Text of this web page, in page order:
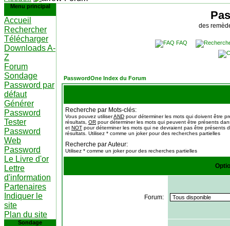
Menu principal
Accueil
Rechercher
Télécharger
Downloads A-
Z
Forum
Sondage
Password par
défaut
Générer
Password
Tester
Password
Web
Password
Le Livre d'or
Lettre
d'information
Partenaires
Indiquer le
site
Plan du site
Sondage
des
FAQ
PasswordOne Index du Forum
Recherche par Mots-clés:
Vous pouvez utiliserAND pour déterminer les mots qui doivent être
résultats, OR pour déterminer les mots qui peuvent être présents
et NOT pour déterminer les mots qui ne devraient pas être présents
résultats. Utilisez * comme un joker pour des recherches partielles
Recherche par Auteur:
Utilisez * comme un joker pour des recherches partielles
Forum: